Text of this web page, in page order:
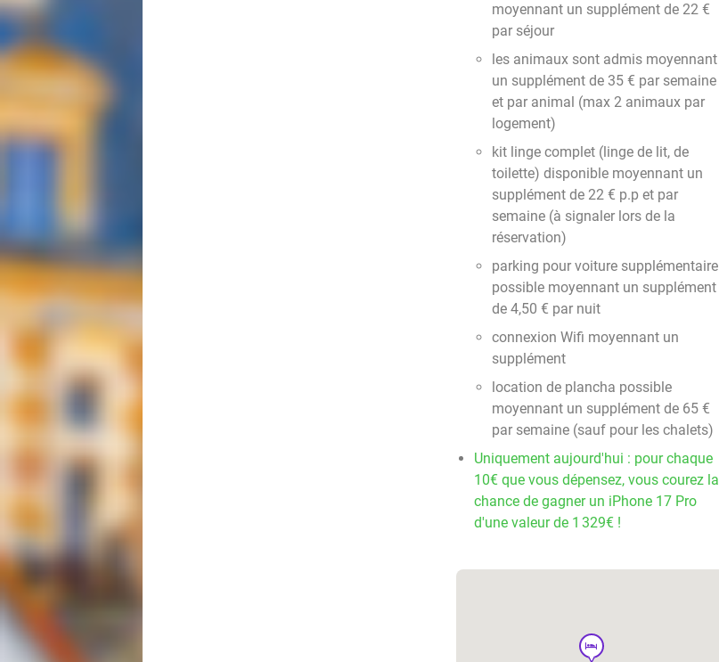
moyennant un supplément de 22 €
par séjour
les animaux sont admis moyennant
un supplément de 35 € par semaine
et par animal (max 2 animaux par
logement)
kit linge complet (linge de lit, de
toilette) disponible moyennant un
supplément de 22 € p.p et par
semaine (à signaler lors de la
réservation)
parking pour voiture supplémentaire
possible moyennant un supplément
de 4,50 € par nuit
connexion Wifi moyennant un
supplément
location de plancha possible
moyennant un supplément de 65 €
par semaine (sauf pour les chalets)
Uniquement aujourd'hui : pour chaque
10€ que vous dépensez, vous courez la
chance de gagner un iPhone 17 Pro
d'une valeur de 1 329€ !
hotel